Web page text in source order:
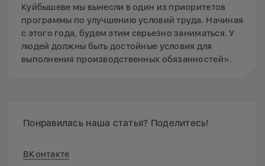
Куйбышеве мы вынесли в один из приоритетов
программы по улучшению условий труда. Начиная
с этого года, будем этим серьезно заниматься. У
людей должны быть достойные условия для
выполнения производственных обязанностей».
Понравилась наша статья? Поделитесь!
ВКонтакте